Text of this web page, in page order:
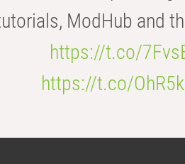
ModHub and
https://t.co/
https://t.co/